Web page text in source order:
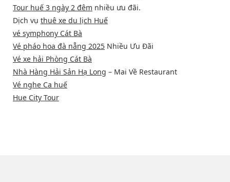
Tour huế 3 ngày 2 đêm nhiều ưu đãi.
Dịch vụ thuê xe du lịch Huế
vé symphony Cát Bà
Vé pháo hoa đà nẵng 2025 Nhiều Ưu Đãi
Vé xe hải Phòng Cát Bà
Nhà Hàng Hải Sản Hạ Long – Mai Về Restaurant
Vé nghe Ca huế
Hue City Tour